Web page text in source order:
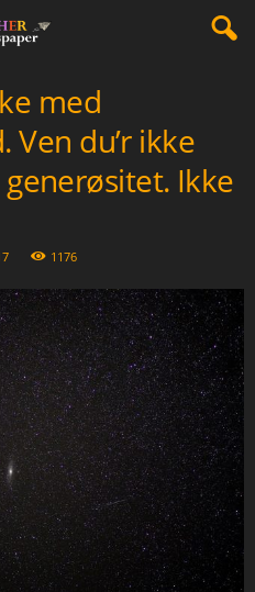
med
Ven du’r ikke
Ikke
1176